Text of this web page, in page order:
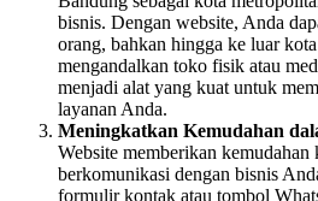
bisnis. Dengan website, Anda
orang, bahkan hingga ke luar
mengandalkan toko fisik atau
menjadi alat yang kuat untuk
layanan Anda.
Meningkatkan Kemudahan
Website memberikan kemudahan
berkomunikasi dengan bisnis
formulir kontak atau tombol